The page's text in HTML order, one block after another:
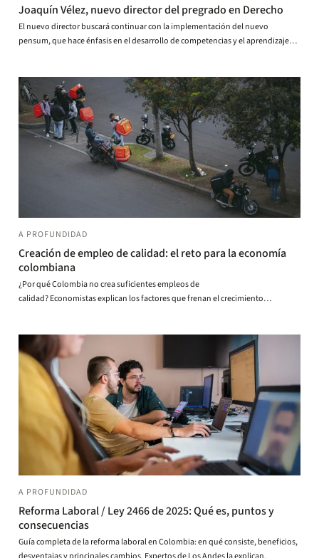
Joaquín Vélez, nuevo director del pregrado en Derecho
El nuevo director buscará continuar con la implementación del nuevo
pensum, que hace énfasis en el desarrollo de competencias y el aprendizaje
A PROFUNDIDAD
Creación de empleo de calidad: el reto para la economía
colombiana
¿Por qué Colombia no crea suficientes empleos de
calidad? Economistas explican los factores que frenan el crecimiento
A PROFUNDIDAD
Reforma Laboral / Ley 2466 de 2025: Qué es, puntos y
consecuencias
Guía completa de la reforma laboral en Colombia: en qué consiste, beneficios,